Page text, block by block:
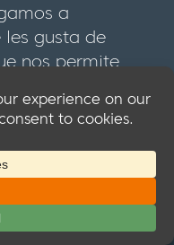
a
gusta de
nos permite
facilita la
producto
los clientes el
Nos